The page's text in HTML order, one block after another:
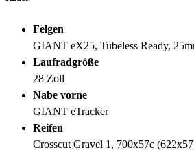
Felgen
GIANT eX25, Tubeless Ready,
Laufradgröße
28 Zoll
Nabe vorne
GIANT eTracker
Reifen
Crosscut Gravel 1, 700x57c